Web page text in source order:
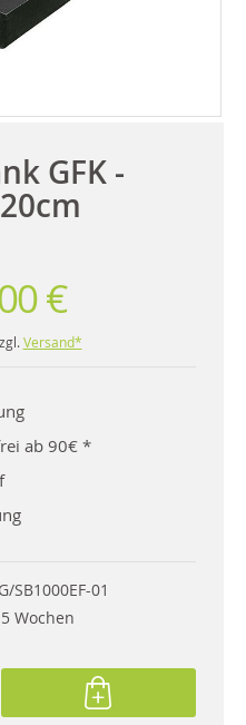
GFK -
€
Versand*
ab 90€ *
SB1000EF-01
Wochen